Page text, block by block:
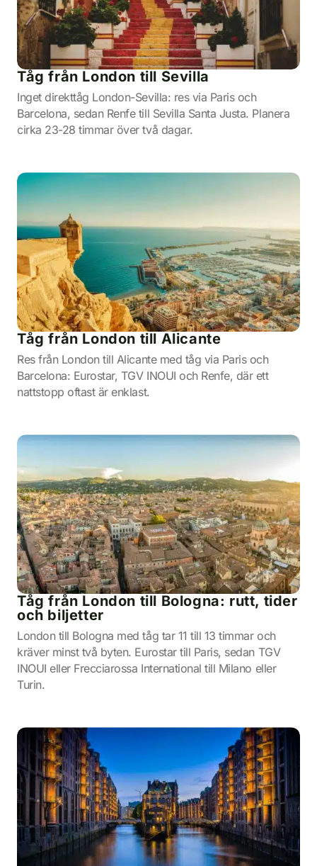
Tåg från London till Sevilla
Inget direkttåg London-Sevilla: res via Paris och
Barcelona, sedan Renfe till Sevilla Santa Justa. Planera
cirka 23-28 timmar över två dagar.
Tåg från London till Alicante
Res från London till Alicante med tåg via Paris och
Barcelona: Eurostar, TGV INOUI och Renfe, där ett
nattstopp oftast är enklast.
Tåg från London till Bologna: rutt, tider
och biljetter
London till Bologna med tåg tar 11 till 13 timmar och
kräver minst två byten. Eurostar till Paris, sedan TGV
INOUI eller Frecciarossa International till Milano eller
Turin.